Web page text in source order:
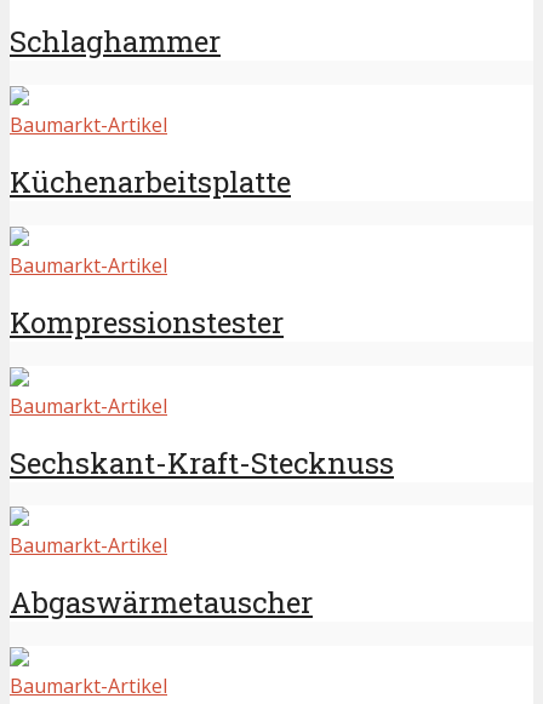
Schlaghammer
Baumarkt-Artikel
Küchenarbeitsplatte
Baumarkt-Artikel
Kompressionstester
Baumarkt-Artikel
Sechskant-Kraft-Stecknuss
Baumarkt-Artikel
Abgaswärmetauscher
Baumarkt-Artikel